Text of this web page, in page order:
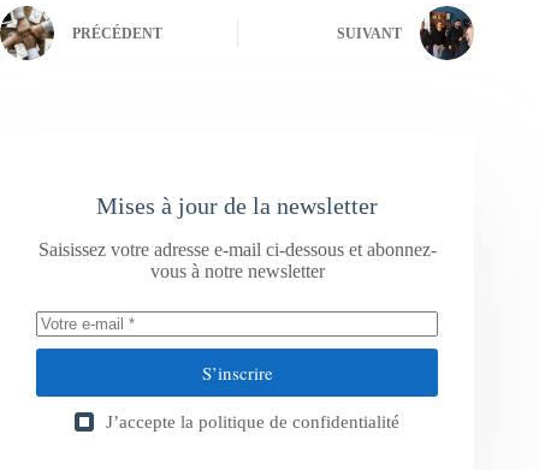
PRÉCÉDENT SUIVANT
Mises à jour de la newsletter
Saisissez votre adresse e-mail ci-dessous et abonnez-
vous à notre newsletter
S’inscrire
J’accepte la politique de confidentialité